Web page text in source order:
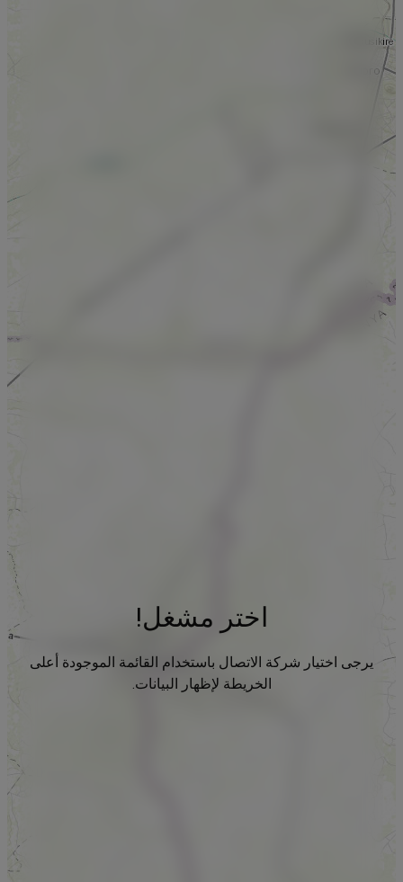
اختر مشغل!
يرجى اختيار شركة الاتصال باستخدام القائمة الموجودة أعلى
الخريطة لإظهار البيانات.